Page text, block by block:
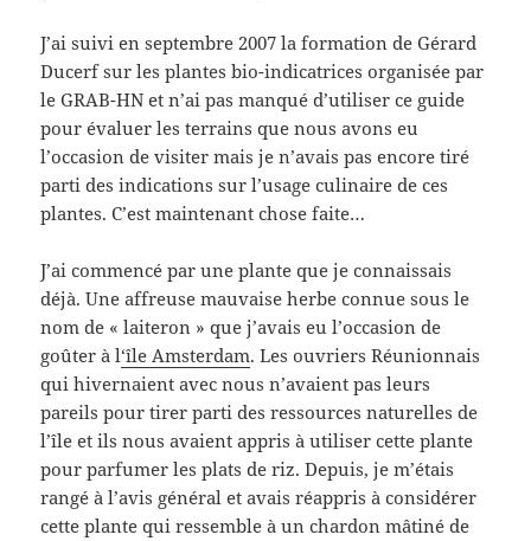
J’ai suivi en septembre 2007 la formation de Gérard
Ducerf sur les plantes bio-indicatrices organisée par
le GRAB-HN et n’ai pas manqué d’utiliser ce guide
pour évaluer les terrains que nous avons eu
l’occasion de visiter mais je n’avais pas encore tiré
parti des indications sur l’usage culinaire de ces
plantes. C’est maintenant chose faite…
J’ai commencé par une plante que je connaissais
déjà. Une affreuse mauvaise herbe connue sous le
nom de « laiteron » que j’avais eu l’occasion de
goûter à l‘île Amsterdam. Les ouvriers Réunionnais
qui hivernaient avec nous n’avaient pas leurs
pareils pour tirer parti des ressources naturelles de
l’île et ils nous avaient appris à utiliser cette plante
pour parfumer les plats de riz. Depuis, je m’étais
rangé à l’avis général et avais réappris à considérer
cette plante qui ressemble à un chardon mâtiné de